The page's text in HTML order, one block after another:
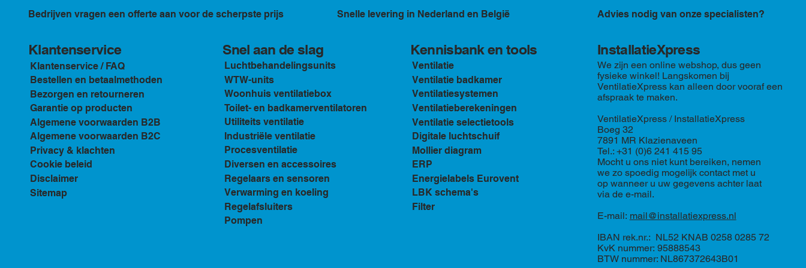
Klantenservice
Klantenservice / FAQ
Bestellen en betaalmethoden
Bezorgen en retourneren
Garantie op producten
Algemene voorwaarden B2B
Algemene voorwaarden B2C
Privacy & klachten
Cookie beleid
Disclaimer
Sitemap
Bedrijven vragen een offerte aan voor de scherpste prijs Snelle levering in Nederland en België Advies nodig van onze specialisten?
Snel aan de slag
Luchtbehandelingsunits
WTW-units
Woonhuis ventilatiebox
Toilet- en badkamerventilatoren
Utiliteits ventilatie
Industriële ventilatie
Procesventilatie
Diversen en accessoires
Regelaars en sensoren
Verwarming en koeling
Regelafsluiters
Pompen
Kennisbank en tools
Ventilatie
Ventilatie badkamer
Ventilatiesystemen
Ventilatieberekeningen
Ventilatie selectietools
Digitale luchtschuif
Mollier diagram
ERP
Energielabels Eurovent
LBK schema's
Filter
We zijn een online webshop, dus geen
fysieke winkel! Langskomen bij
VentilatieXpress kan alleen door vooraf een
afspraak te maken.
VentilatieXpress / InstallatieXpress
Boeg 32
7891 MR Klazienaveen
Tel.: +31 (0)6 241 415 95
Mocht u ons niet kunt bereiken, nemen
we zo spoedig mogelijk contact met u
op wanneer u uw gegevens achter laat
via de e-mail.
E-mail: mail@installatiexpress.nl
IBAN rek.nr.: NL52 KNAB 0258 0285 72
KvK nummer: 95888543
BTW nummer: NL867372643B01
InstallatieXpress